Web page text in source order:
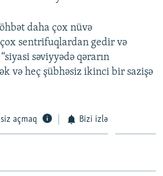
daha çox nüvə
sentrifuqlardan gedir və
səviyyədə qərarın
və heç şübhəsiz ikinci bir sazişə
açmaq Bizi izlə